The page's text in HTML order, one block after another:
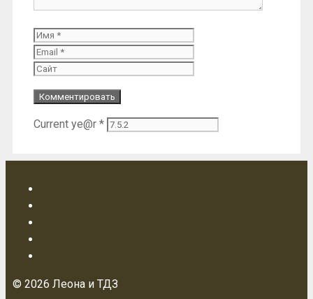
Имя
Current ye@r *
© 2026 Леона и ТДЗ